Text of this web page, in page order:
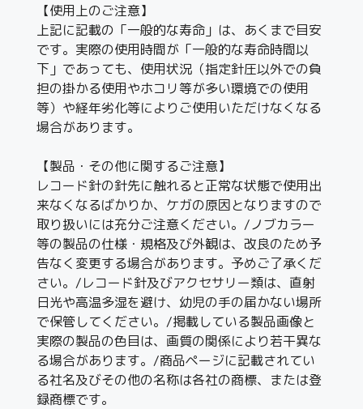
【使用上のご注意】
上記に記載の「一般的な寿命」は、あくまで目安
です。実際の使用時間が「一般的な寿命時間以
下」であっても、使用状況（指定針圧以外での負
担の掛かる使用やホコリ等が多い環境での使用
等）や経年劣化等によりご使用いただけなくなる
場合があります。
【製品・その他に関するご注意】
レコード針の針先に触れると正常な状態で使用出
来なくなるばかりか、ケガの原因となりますので
取り扱いには充分ご注意ください。/ノブカラー
等の製品の仕様・規格及び外観は、改良のため予
告なく変更する場合があります。予めご了承くだ
さい。/レコード針及びアクセサリー類は、直射
日光や高温多湿を避け、幼児の手の届かない場所
で保管してください。/掲載している製品画像と
実際の製品の色目は、画質の関係により若干異な
る場合があります。/商品ページに記載されてい
る社名及びその他の名称は各社の商標、または登
録商標です。